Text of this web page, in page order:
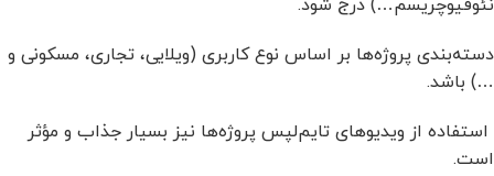
نئوفیوچریسم…) درج شود.
دسته‌بندی پروژه‌ها بر اساس نوع کاربری (ویلایی، تجاری، مسکونی و
…) باشد.
استفاده از ویدیوهای تایم‌لپس پروژه‌ها نیز بسیار جذاب و مؤثر
است.